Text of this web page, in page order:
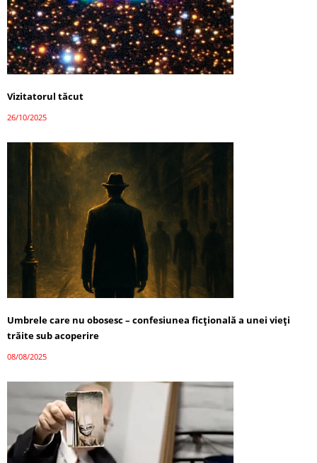
Vizitatorul tăcut
26/10/2025
Umbrele care nu obosesc – confesiunea ficțională a unei vieți
trăite sub acoperire
08/08/2025